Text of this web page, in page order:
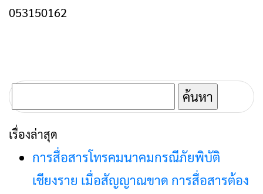
053150162
ค้นหา
สำหรับ:
เรื่องล่าสุด
การสื่อสารโทรคมนาคมกรณีภัยพิบัติ
เชียงราย เมื่อสัญญาณขาด การสื่อสารต้อง